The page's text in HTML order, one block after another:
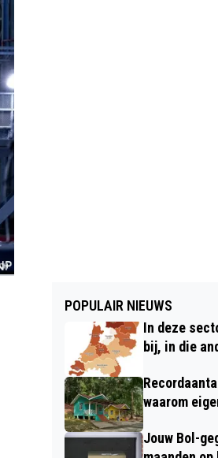
POPULAIR NIEUWS
In deze
bij, in die
waarom
Jouw Bol-